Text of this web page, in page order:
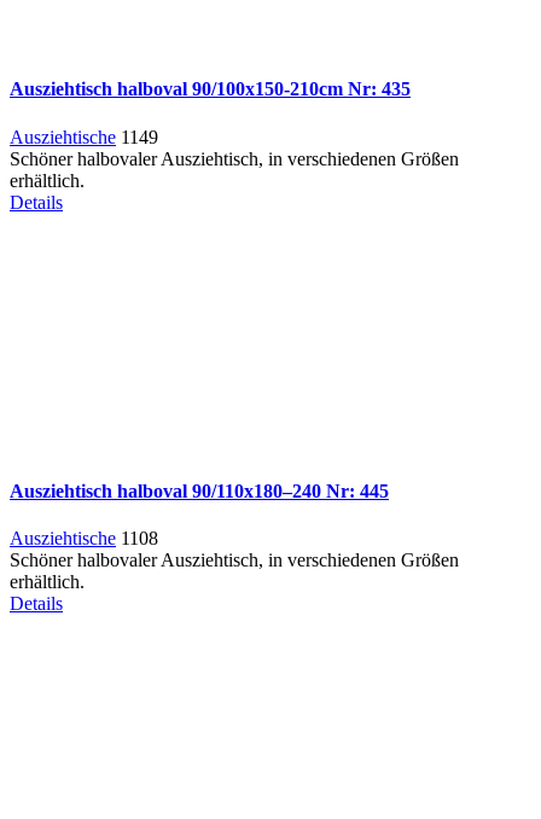
Ausziehtisch halboval 90/100x150-210cm Nr: 435
Ausziehtische 1149
Schöner halbovaler Ausziehtisch, in verschiedenen Größen
erhältlich.
Details
Ausziehtisch halboval 90/110x180–240 Nr: 445
Ausziehtische 1108
Schöner halbovaler Ausziehtisch, in verschiedenen Größen
erhältlich.
Details